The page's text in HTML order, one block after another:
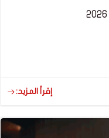
إقرأ المزيد: